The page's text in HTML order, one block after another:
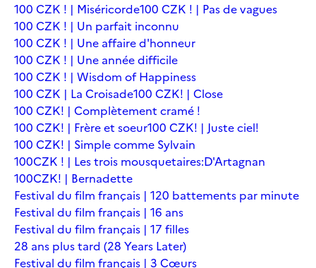
100 CZK ! | Miséricorde100 CZK ! | Pas de vagues
100 CZK ! | Un parfait inconnu
100 CZK ! | Une affaire d'honneur
100 CZK ! | Une année difficile
100 CZK ! | Wisdom of Happiness
100 CZK | La Croisade100 CZK! | Close
100 CZK! | Complètement cramé !
100 CZK! | Frère et soeur100 CZK! | Juste ciel!
100 CZK! | Simple comme Sylvain
100CZK ! | Les trois mousquetaires:D'Artagnan
100CZK! | Bernadette
Festival du film français | 120 battements par minute
Festival du film français | 16 ans
Festival du film français | 17 filles
28 ans plus tard (28 Years Later)
Festival du film français | 3 Cœurs